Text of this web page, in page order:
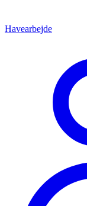
Havearbejde